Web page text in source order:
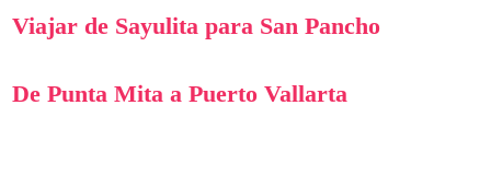
Viajar de Sayulita para San Pancho
De Punta Mita a Puerto Vallarta